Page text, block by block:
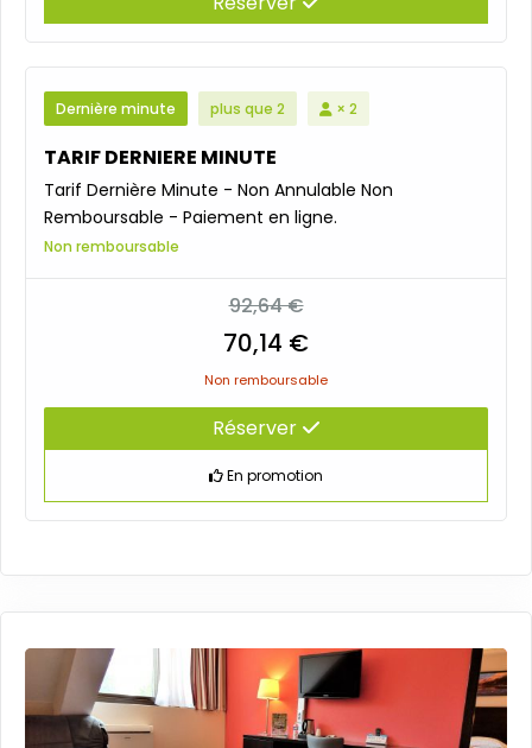
Dernière minute plus que 2 × 2
TARIF DERNIERE MINUTE
Tarif Dernière Minute - Non Annulable Non
Remboursable - Paiement en ligne.
Non remboursable
92,64 €
70,14 €
Non remboursable
Réserver
En promotion